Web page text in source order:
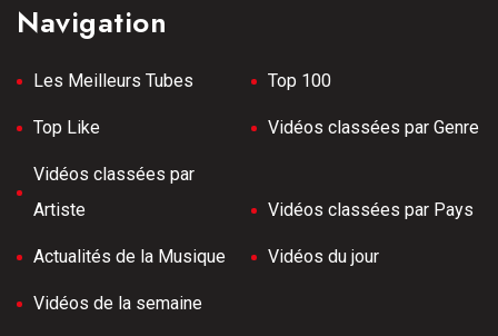
Navigation
Les Meilleurs Tubes Top 100
Top Like Vidéos classées par Genre
Vidéos classées par
Artiste
Vidéos classées par Pays
Actualités de la Musique Vidéos du jour
Vidéos de la semaine